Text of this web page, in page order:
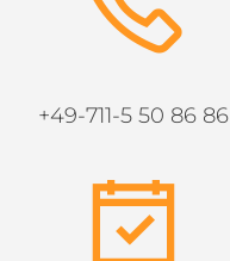
+49-711-5 50 86 86